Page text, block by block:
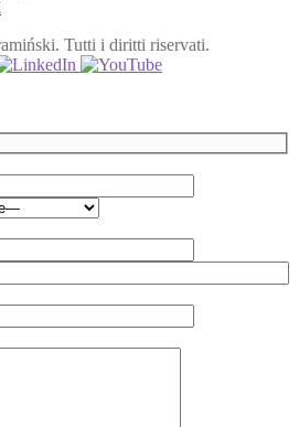
Tutti i diritti riservati.